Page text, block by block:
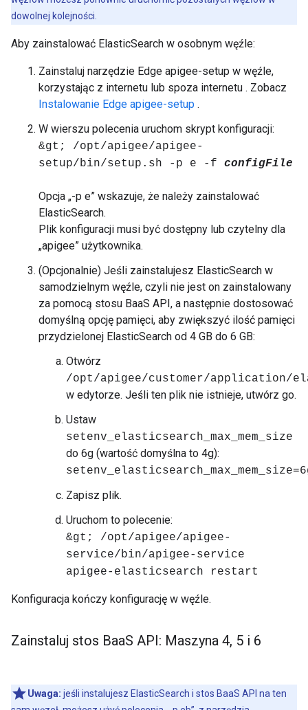
dowolnej kolejności.
Aby zainstalować ElasticSearch w osobnym węźle:
Zainstaluj narzędzie Edge apigee-setup w węźle,
korzystając z internetu lub spoza internetu . Zobacz
Instalowanie Edge apigee-setup .
W wierszu polecenia uruchom skrypt konfiguracji:
&gt; /opt/apigee/apigee-
setup/bin/setup.sh -p e -f configFile
Opcja „-p e” wskazuje, że należy zainstalować
ElasticSearch.
Plik konfiguracji musi być dostępny lub czytelny dla
„apigee” użytkownika.
(Opcjonalnie) Jeśli zainstalujesz ElasticSearch w
samodzielnym węźle, czyli nie jest on zainstalowany
za pomocą stosu BaaS API, a następnie dostosować
domyślną opcję pamięci, aby zwiększyć ilość pamięci
przydzielonej ElasticSearch od 4 GB do 6 GB:
Otwórz
/opt/apigee/customer/application/
w edytorze. Jeśli ten plik nie istnieje, utwórz go.
Ustaw
setenv_elasticsearch_max_mem_size
do 6g (wartość domyślna to 4g):
Zapisz plik.
Uruchom to polecenie:
&gt; /opt/apigee/apigee-
service/bin/apigee-service
apigee-elasticsearch restart
Konfiguracja kończy konfigurację w węźle.
Zainstaluj stos BaaS API: Maszyna 4, 5 i 6
Uwaga: jeśli instalujesz ElasticSearch i stos BaaS API na ten